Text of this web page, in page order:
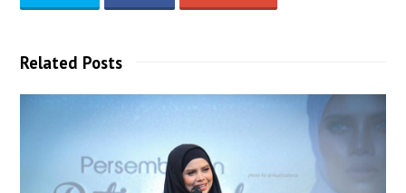
Related Posts